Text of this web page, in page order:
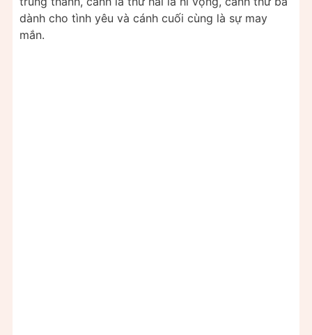
dành cho tình yêu và cánh cuối cùng là sự may
mắn.